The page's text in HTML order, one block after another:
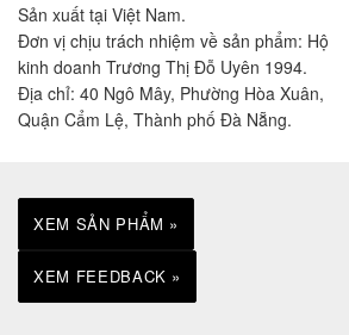
Sản xuất tại Việt Nam.
Đơn vị chịu trách nhiệm về sản phẩm: Hộ
kinh doanh Trương Thị Đỗ Uyên 1994.
Địa chỉ: 40 Ngô Mây, Phường Hòa Xuân,
Quận Cẩm Lệ, Thành phố Đà Nẵng.
XEM SẢN PHẨM »
XEM FEEDBACK »